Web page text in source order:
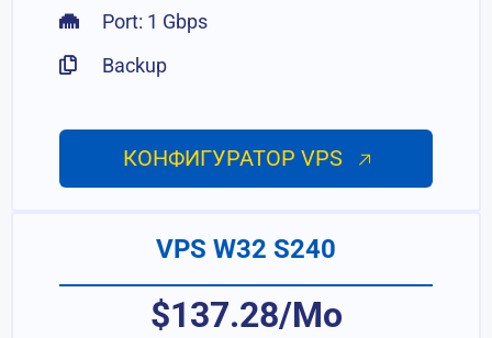
Port: 1 Gbps
Backup
КОНФИГУРАТОР VPS
VPS W32 S240
$137.28/Mo